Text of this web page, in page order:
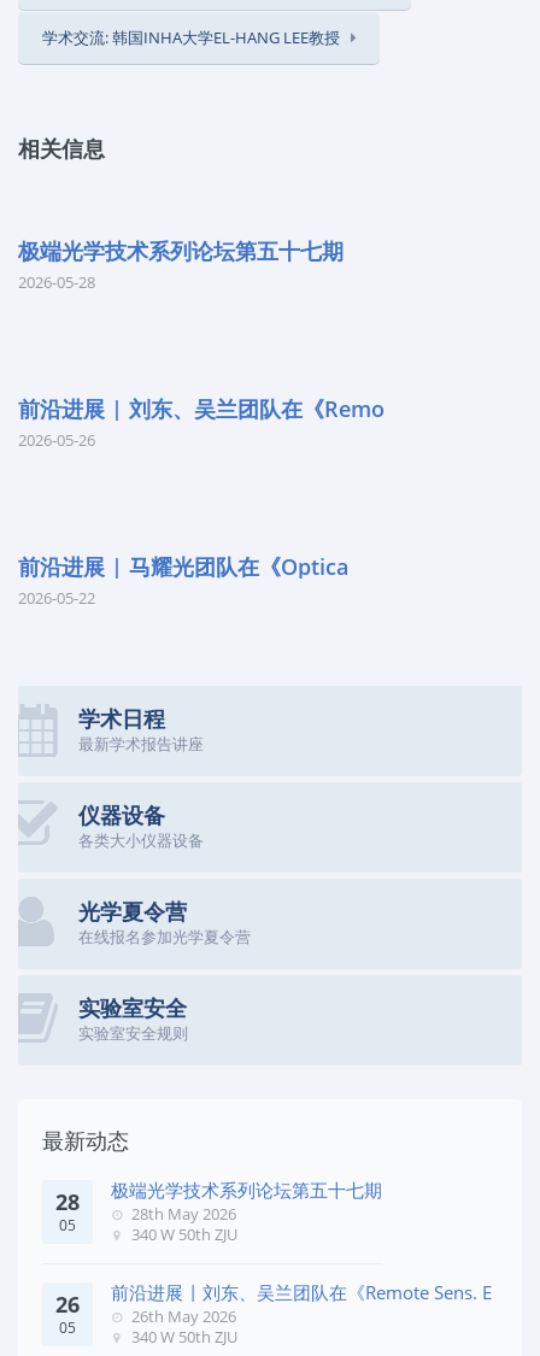
学术交流: 韩国INHA大学EL-HANG LEE教授
相关信息
极端光学技术系列论坛第五十七期
2026-05-28
前沿进展 | 刘东、吴兰团队在《Remo
2026-05-26
前沿进展 | 马耀光团队在《Optica
2026-05-22
学术日程
最新学术报告讲座
仪器设备
各类大小仪器设备
光学夏令营
在线报名参加光学夏令营
实验室安全
实验室安全规则
最新动态
28
05
极端光学技术系列论坛第五十七期
28th May 2026
340 W 50th ZJU
26
05
前沿进展 | 刘东、吴兰团队在《Remote Sens. E
26th May 2026
340 W 50th ZJU